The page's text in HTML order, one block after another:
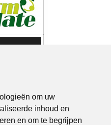
om uw
inhoud en
en om te begrijpen